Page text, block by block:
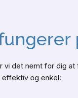
vi det nemt for dig
og enkel: